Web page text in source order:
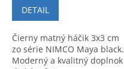
DETAIL
Čierny matný háčik 3x3 cm
zo série NIMCO Maya black.
Moderný a kvalitný doplnok